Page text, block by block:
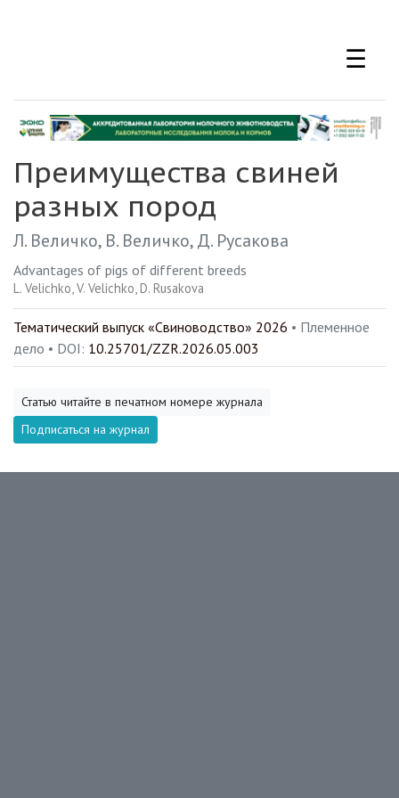
☰
Преимущества свиней
разных пород
Л. Величко В. Величко Д. Русакова
Advantages of pigs of different breeds
L. Velichko V. Velichko D. Rusakova
Тематический выпуск «Свиноводство» 2026 • Племенное
дело • DOI: 10.25701/ZZR.2026.05.003
Статью читайте в печатном номере журнала
Подписаться на журнал